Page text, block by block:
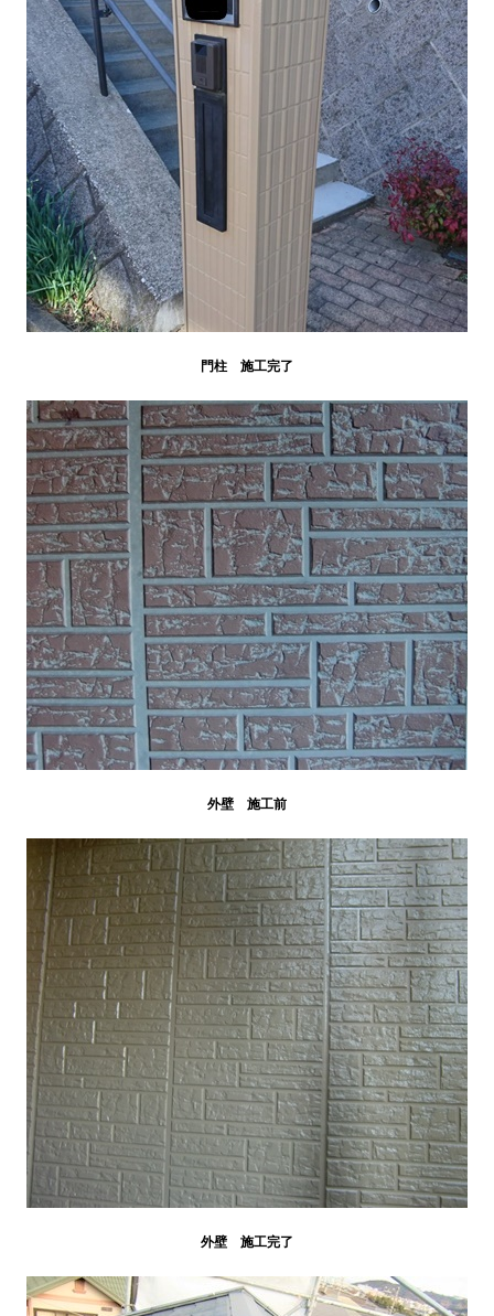
門柱 施工完了
外壁 施工前
外壁 施工完了